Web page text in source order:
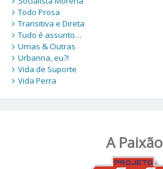
Todo Prosa
Transitiva e Direta
Tudo é assunto…
Umas & Outras
Urbanna, eu?!
Vida de Suporte
Vida Perra
A Paixão